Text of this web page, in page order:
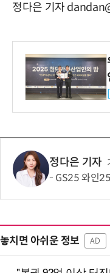
정다은 기자
정다은 기자
GS25 와인25플러스,
놓치면 아쉬운 정보 AD